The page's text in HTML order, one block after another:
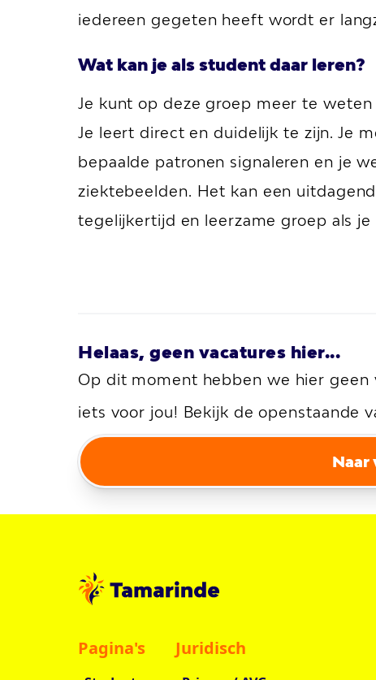
iedereen gegeten heeft wordt er
Wat kan je als student daar leren?
Je kunt op deze groep meer te
Je leert direct en duidelijk te zijn. Je
bepaalde patronen signaleren en je
ziektebeelden. Het kan een
tegelijkertijd en leerzame groep als
Helaas, geen vacatures hier...
Op dit moment hebben we hier geen
iets voor jou! Bekijk de openstaande
Naar
Pagina's Juridisch